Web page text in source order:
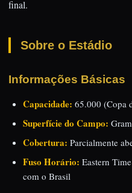
final.
Sobre o Estádio
Informações Básicas
Capacidade: 65.000 (Copa
Superfície do Campo:
Cobertura: Parcialmente
Fuso Horário: Eastern
com o Brasil